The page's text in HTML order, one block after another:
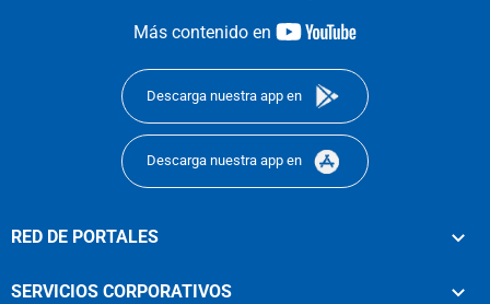
Más contenido en
youtube-
Descarga nuestra app en
Descarga nuestra app en
RED DE PORTALES
SERVICIOS CORPORATIVOS